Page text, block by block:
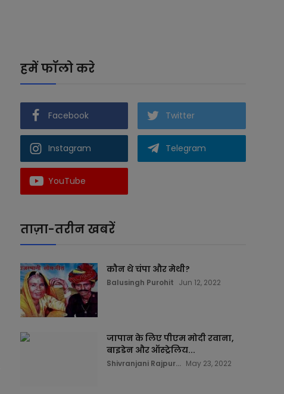
हमें फॉलो करे
Facebook Twitter
Instagram Telegram
YouTube
ताज़ा-तरीन खबरें
कौन थे चंपा और मेथी?
Balusingh Purohit Jun 12, 2022
जापान के लिए पीएम मोदी रवाना,
बाइडेन और ऑस्ट्रेलिय...
Shivranjani Rajpur... May 23, 2022